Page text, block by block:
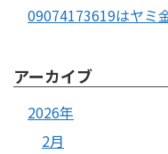
09074173619はヤミ
アーカイブ
2026年
2月